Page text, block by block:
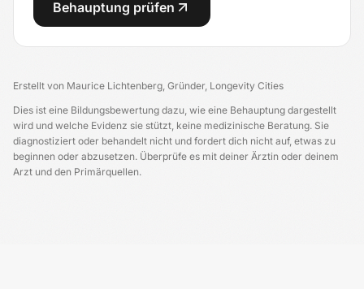
Behauptung prüfen
Erstellt von Maurice Lichtenberg, Gründer, Longevity Cities
Dies ist eine Bildungsbewertung dazu, wie eine Behauptung dargestellt
wird und welche Evidenz sie stützt, keine medizinische Beratung. Sie
diagnostiziert oder behandelt nicht und fordert dich nicht auf, etwas zu
beginnen oder abzusetzen. Überprüfe es mit deiner Ärztin oder deinem
Arzt und den Primärquellen.